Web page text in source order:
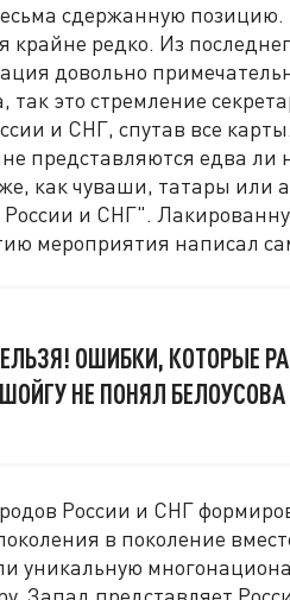
сдержанную
крайне редко. Из
довольно
так это стремление
и СНГ, спутав все
представляются едва ли
как чуваши, татары или
и СНГ".
мероприятия написал
ОШИБКИ, КОТОРЫЕ
НЕ ПОНЯЛ БЕЛОУСОВА
России и СНГ
в поколение
уникальную